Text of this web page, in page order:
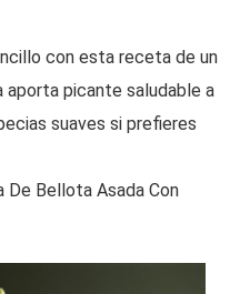
con esta receta de un
aporta picante saludable a
suaves si prefieres
De Bellota Asada Con